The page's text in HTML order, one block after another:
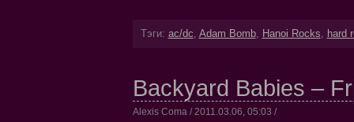
Тэги: ac/dc, Adam Bomb, Hanoi Rocks, hard
Backyard Babies –
Alexis Coma / 2011.03.06, 05:03 /